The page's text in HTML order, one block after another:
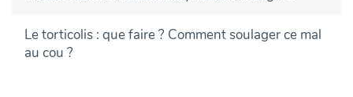
Le torticolis : que faire ? Comment soulager ce mal
au cou ?